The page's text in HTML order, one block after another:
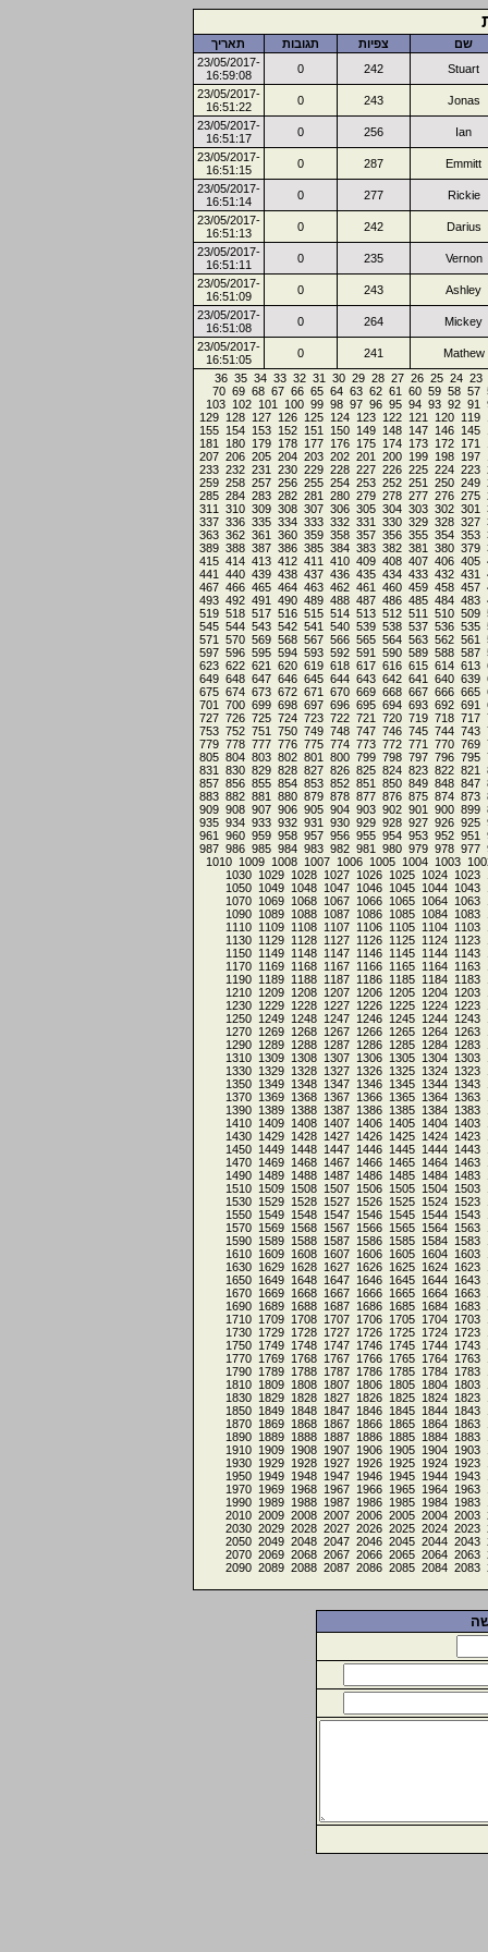
שם צפיות תגובות
תאריך
Stuart
242
0
23/05/2017-
16:59:08
Jonas
243
0
23/05/2017-
16:51:22
Ian
256
0
23/05/2017-
16:51:17
Emmitt
287
0
23/05/2017-
16:51:15
Rickie
277
0
23/05/2017-
16:51:14
Darius
242
0
23/05/2017-
16:51:13
Vernon
235
0
23/05/2017-
16:51:11
Ashley
243
0
23/05/2017-
16:51:09
Mickey
264
0
23/05/2017-
16:51:08
Mathew
241
0
23/05/2017-
16:51:05
23
24
25
26
27
28
29
30
31
32
33
34
35
36
57
58
59
60
61
62
63
64
65
66
67
68
69
70
91
92
93
94
95
96
97
98
99
100
101
102
103
119
120
121
122
123
124
125
126
127
128
129
145
146
147
148
149
150
151
152
153
154
155
171
172
173
174
175
176
177
178
179
180
181
197
198
199
200
201
202
203
204
205
206
207
223
224
225
226
227
228
229
230
231
232
233
249
250
251
252
253
254
255
256
257
258
259
275
276
277
278
279
280
281
282
283
284
285
301
302
303
304
305
306
307
308
309
310
311
327
328
329
330
331
332
333
334
335
336
337
353
354
355
356
357
358
359
360
361
362
363
379
380
381
382
383
384
385
386
387
388
389
405
406
407
408
409
410
411
412
413
414
415
431
432
433
434
435
436
437
438
439
440
441
457
458
459
460
461
462
463
464
465
466
467
483
484
485
486
487
488
489
490
491
492
493
509
510
511
512
513
514
515
516
517
518
519
535
536
537
538
539
540
541
542
543
544
545
561
562
563
564
565
566
567
568
569
570
571
587
588
589
590
591
592
593
594
595
596
597
613
614
615
616
617
618
619
620
621
622
623
639
640
641
642
643
644
645
646
647
648
649
665
666
667
668
669
670
671
672
673
674
675
691
692
693
694
695
696
697
698
699
700
701
717
718
719
720
721
722
723
724
725
726
727
743
744
745
746
747
748
749
750
751
752
753
769
770
771
772
773
774
775
776
777
778
779
795
796
797
798
799
800
801
802
803
804
805
821
822
823
824
825
826
827
828
829
830
831
847
848
849
850
851
852
853
854
855
856
857
873
874
875
876
877
878
879
880
881
882
883
899
900
901
902
903
904
905
906
907
908
909
925
926
927
928
929
930
931
932
933
934
935
951
952
953
954
955
956
957
958
959
960
961
977
978
979
980
981
982
983
984
985
986
987
1003
1004
1005
1006
1007
1008
1009
1010
1023
1024
1025
1026
1027
1028
1029
1030
1043
1044
1045
1046
1047
1048
1049
1050
1063
1064
1065
1066
1067
1068
1069
1070
1083
1084
1085
1086
1087
1088
1089
1090
1103
1104
1105
1106
1107
1108
1109
1110
1123
1124
1125
1126
1127
1128
1129
1130
1143
1144
1145
1146
1147
1148
1149
1150
1163
1164
1165
1166
1167
1168
1169
1170
1183
1184
1185
1186
1187
1188
1189
1190
1203
1204
1205
1206
1207
1208
1209
1210
1223
1224
1225
1226
1227
1228
1229
1230
1243
1244
1245
1246
1247
1248
1249
1250
1263
1264
1265
1266
1267
1268
1269
1270
1283
1284
1285
1286
1287
1288
1289
1290
1303
1304
1305
1306
1307
1308
1309
1310
1323
1324
1325
1326
1327
1328
1329
1330
1343
1344
1345
1346
1347
1348
1349
1350
1363
1364
1365
1366
1367
1368
1369
1370
1383
1384
1385
1386
1387
1388
1389
1390
1403
1404
1405
1406
1407
1408
1409
1410
1423
1424
1425
1426
1427
1428
1429
1430
1443
1444
1445
1446
1447
1448
1449
1450
1463
1464
1465
1466
1467
1468
1469
1470
1483
1484
1485
1486
1487
1488
1489
1490
1503
1504
1505
1506
1507
1508
1509
1510
1523
1524
1525
1526
1527
1528
1529
1530
1543
1544
1545
1546
1547
1548
1549
1550
1563
1564
1565
1566
1567
1568
1569
1570
1583
1584
1585
1586
1587
1588
1589
1590
1603
1604
1605
1606
1607
1608
1609
1610
1623
1624
1625
1626
1627
1628
1629
1630
1643
1644
1645
1646
1647
1648
1649
1650
1663
1664
1665
1666
1667
1668
1669
1670
1683
1684
1685
1686
1687
1688
1689
1690
1703
1704
1705
1706
1707
1708
1709
1710
1723
1724
1725
1726
1727
1728
1729
1730
1743
1744
1745
1746
1747
1748
1749
1750
1763
1764
1765
1766
1767
1768
1769
1770
1783
1784
1785
1786
1787
1788
1789
1790
1803
1804
1805
1806
1807
1808
1809
1810
1823
1824
1825
1826
1827
1828
1829
1830
1843
1844
1845
1846
1847
1848
1849
1850
1863
1864
1865
1866
1867
1868
1869
1870
1883
1884
1885
1886
1887
1888
1889
1890
1903
1904
1905
1906
1907
1908
1909
1910
1923
1924
1925
1926
1927
1928
1929
1930
1943
1944
1945
1946
1947
1948
1949
1950
1963
1964
1965
1966
1967
1968
1969
1970
1983
1984
1985
1986
1987
1988
1989
1990
2003
2004
2005
2006
2007
2008
2009
2010
2023
2024
2025
2026
2027
2028
2029
2030
2043
2044
2045
2046
2047
2048
2049
2050
2063
2064
2065
2066
2067
2068
2069
2070
2083
2084
2085
2086
2087
2088
2089
2090